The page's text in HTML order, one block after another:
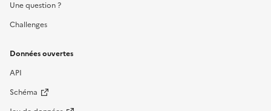
Une question ?
Challenges
Données ouvertes
API
Schéma